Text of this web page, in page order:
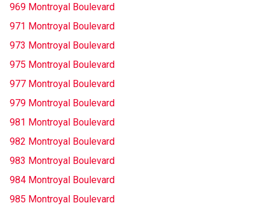
969 Montroyal Boulevard
971 Montroyal Boulevard
973 Montroyal Boulevard
975 Montroyal Boulevard
977 Montroyal Boulevard
979 Montroyal Boulevard
981 Montroyal Boulevard
982 Montroyal Boulevard
983 Montroyal Boulevard
984 Montroyal Boulevard
985 Montroyal Boulevard